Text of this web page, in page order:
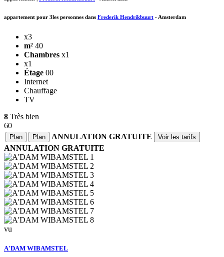
appartement pour 3les personnes dans Frederik Hendrikbuurt - Amsterdam
x3
m² 40
Chambres x1
x1
Étage 00
Internet
Chauffage
TV
8 Très bien
60
Plan Plan ANNULATION GRATUITE Voir les tarifs
ANNULATION GRATUITE
vu
A'DAM WIBAMSTEL